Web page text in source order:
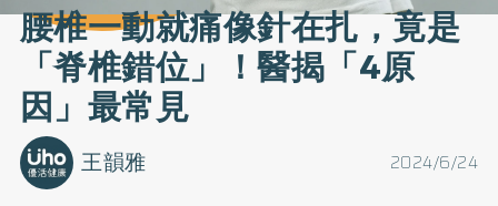
腰椎一動就痛像針在扎，竟是
「脊椎錯位」！醫揭「4原
因」最常見
2024/6/24
王韻雅